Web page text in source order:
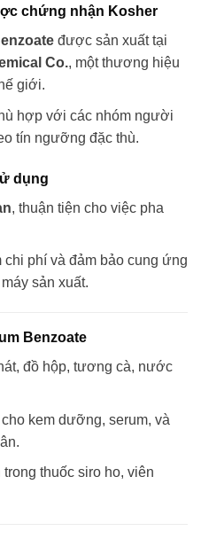
chứng nhận Kosher
được sản xuất tại
Co., một thương hiệu
giới.
hợp với các nhóm người
tín ngưỡng đặc thù.
dụng
, thuận tiện cho việc pha
chi phí và đảm bảo cung ứng
sản xuất.
Benzoate
đồ hộp, tương cà, nước
kem dưỡng, serum, và
thuốc siro ho, viên